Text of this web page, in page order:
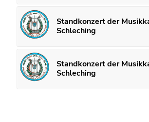
Standkonzert der
Schleching
Standkonzert der
Schleching